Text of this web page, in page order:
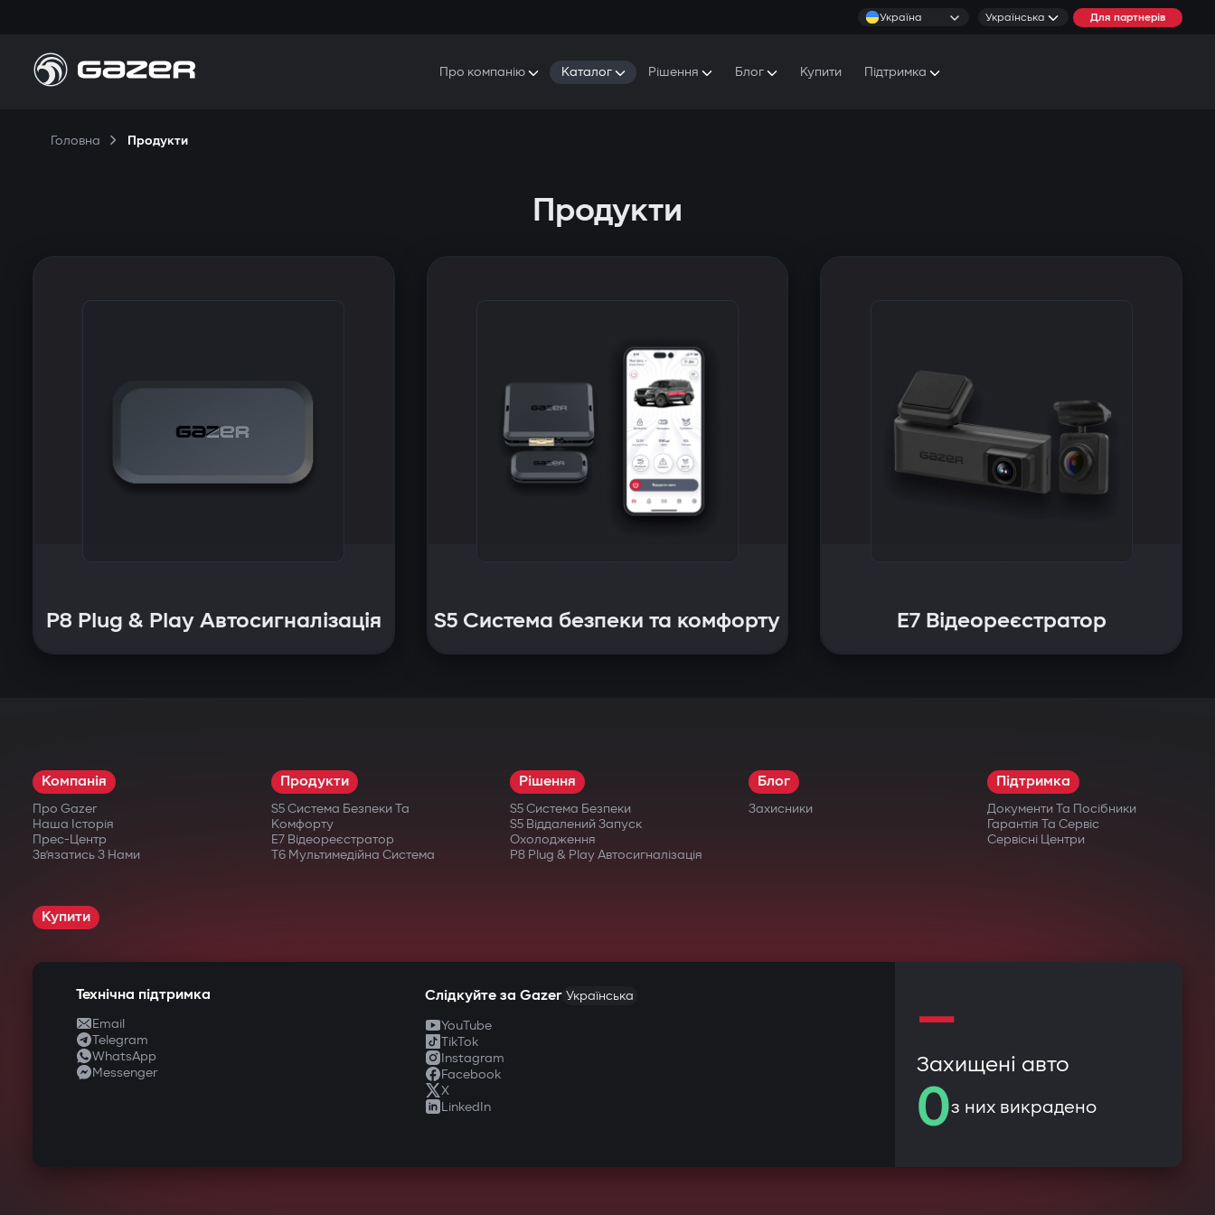
Україна Українська Для партнерів
Про компанію Каталог Рішення Блог Купити Підтримка
Головна Продукти
Продукти
P8 Plug & Play Автосигналізація S5 Система безпеки та комфорту E7 Відеореєстратор
Компанія
Про Gazer
Наша Історія
Прес-Центр
Зв’язатись З Нами
Продукти
S5 Система Безпеки Та
Комфорту
E7 Відеореєстратор
T6 Мультимедійна Система
Рішення
S5 Система Безпеки
S5 Віддалений Запуск
Охолодження
P8 Plug & Play Автосигналізація
Блог
Захисники
Підтримка
Документи Та Посібники
Гарантія Та Сервіс
Сервісні Центри
Купити
Технічна підтримка
Email
Telegram
WhatsApp
Messenger
Слідкуйте за Gazer Українська
YouTube
TikTok
Instagram
Facebook
X
LinkedIn
—
Захищені авто
0з них викрадено